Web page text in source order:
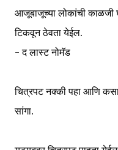
आजूबाजूच्या लोकांची काळजी
टिकवून ठेवता येईल.
- द लास्ट नोमॅड
चित्रपट नक्की पहा आणि
सांगा.